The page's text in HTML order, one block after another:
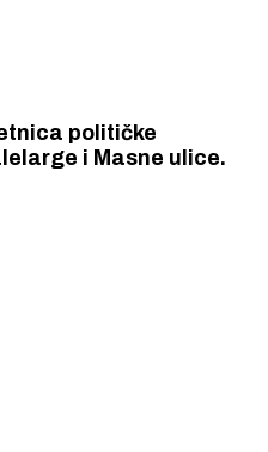
političke
i Masne ulice.